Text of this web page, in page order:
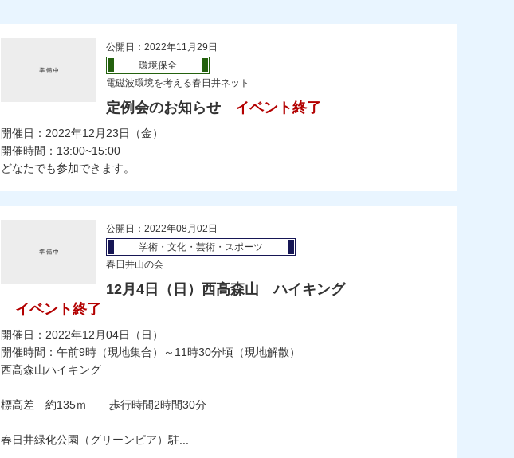
公開日：2022年11月29日
環境保全
電磁波環境を考える春日井ネット
定例会のお知らせ イベント終了
開催日：2022年12月23日（金）
開催時間：13:00~15:00
どなたでも参加できます。
公開日：2022年08月02日
学術・文化・芸術・スポーツ
春日井山の会
12月4日（日）西高森山 ハイキング
イベント終了
開催日：2022年12月04日（日）
開催時間：午前9時（現地集合）～11時30分頃（現地解散）
西高森山ハイキング
標高差 約135ｍ 歩行時間2時間30分
春日井緑化公園（グリーンピア）駐...